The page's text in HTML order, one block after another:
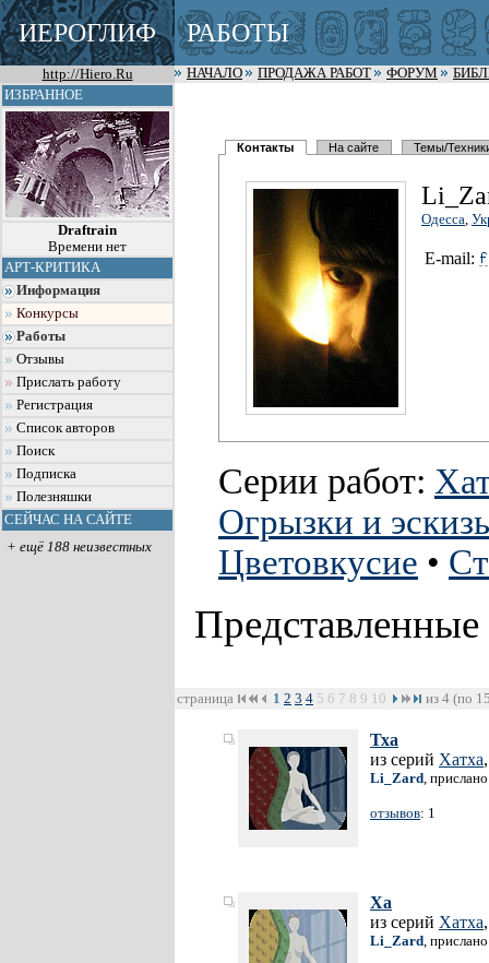
ИЕРОГЛИФ РАБОТЫ
http://Hiero.Ru НАЧАЛО ПРОДАЖА РАБОТ ФОРУМ
ИЗБРАННОЕ
Draftrain
Времени нет
АРТ-КРИТИКА
Информация
Конкурсы
Работы
Отзывы
Прислать работу
Регистрация
Список авторов
Поиск
Подписка
Полезняшки
СЕЙЧАС НА САЙТЕ
+ ещё 188 неизвестных
Контакты На сайте Темы/
Одесса,
E-mail:
Серии работ:
Огрызки и
Цветовкусие •
страница 1 2 3 4 5 6 7 8 9 10 из 4 (по
Тха
из серий Хатха
Li_Zard,
отзывов: 1
Ха
из серий Хатха
Li_Zard,